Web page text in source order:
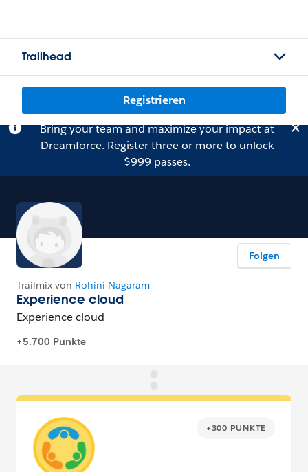
Trailhead
Registrieren
Bring your team and maximize your impact at
Dreamforce. Registerthree or more to unlock
$999 passes.
Folgen
+300 PUNKTE